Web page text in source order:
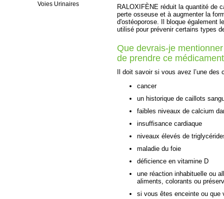
Voies Urinaires
RALOXIFÈNE réduit la quantité de
perte osseuse et à augmenter la
d'ostéoporose. Il bloque également
utilisé pour prévenir certains types
Que devrais-je
de prendre ce
Il doit savoir si vous avez l’une des
cancer
un historique de caillots
faibles niveaux de calcium
insuffisance cardiaque
niveaux élevés de
maladie du foie
déficience en vitamine D
une réaction inhabituelle ou
aliments, colorants ou
si vous êtes enceinte ou que